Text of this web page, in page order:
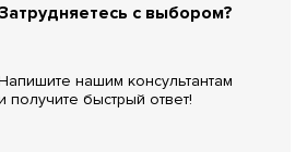
с выбором?
нашим консультантам
получите быстрый ответ!